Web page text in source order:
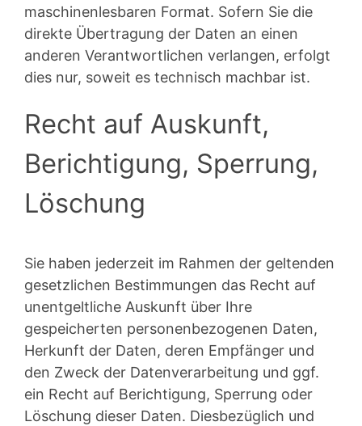
maschinenlesbaren Format. Sofern Sie die
direkte Übertragung der Daten an einen
anderen Verantwortlichen verlangen, erfolgt
dies nur, soweit es technisch machbar ist.
Recht auf Auskunft,
Berichtigung, Sperrung,
Löschung
Sie haben jederzeit im Rahmen der geltenden
gesetzlichen Bestimmungen das Recht auf
unentgeltliche Auskunft über Ihre
gespeicherten personenbezogenen Daten,
Herkunft der Daten, deren Empfänger und
den Zweck der Datenverarbeitung und ggf.
ein Recht auf Berichtigung, Sperrung oder
Löschung dieser Daten. Diesbezüglich und